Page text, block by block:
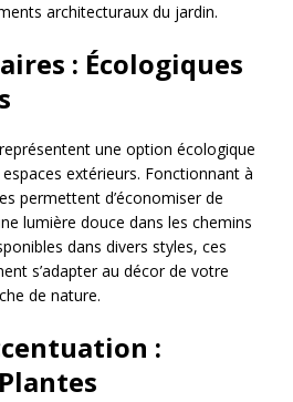
architecturaux du jardin.
: Écologiques
représentent une option écologique
extérieurs. Fonctionnant à
permettent d’économiser de
lumière douce dans les chemins
dans divers styles, ces
s’adapter au décor de votre
de nature.
: